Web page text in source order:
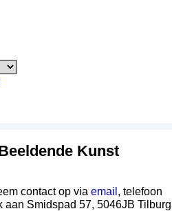
Kunst
contact op via email , telefoon
aan Smidspad 57, 5046JB Tilburg